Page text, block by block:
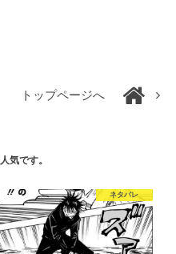
トップページへ
気です。
ネタバレ